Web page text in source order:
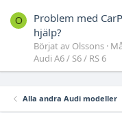
O
Problem med
hjälp?
Börjat av Olssons
Audi A6 / S6 / RS 6
Alla andra Audi modeller